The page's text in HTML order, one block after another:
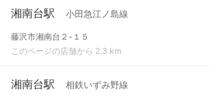
湘南台駅 小田急江ノ島線
藤沢市湘南台２-１５
このページの店舗から 2.3 km
湘南台駅 相鉄いずみ野線